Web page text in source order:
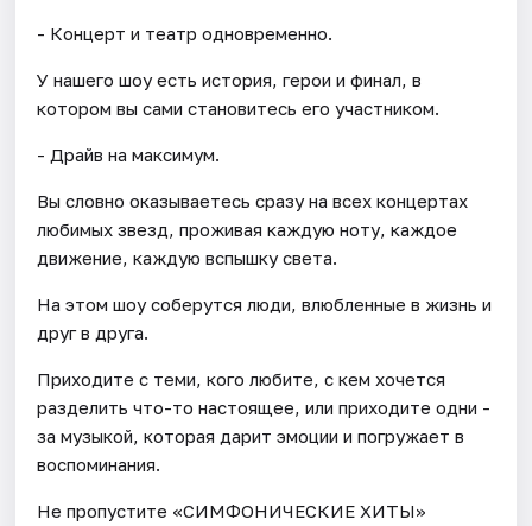
- Концерт и театр одновременно.
У нашего шоу есть история, герои и финал, в
котором вы сами становитесь его участником.
- Драйв на максимум.
Вы словно оказываетесь сразу на всех концертах
любимых звезд, проживая каждую ноту, каждое
движение, каждую вспышку света.
На этом шоу соберутся люди, влюбленные в жизнь и
друг в друга.
Приходите с теми, кого любите, с кем хочется
разделить что-то настоящее, или приходите одни -
за музыкой, которая дарит эмоции и погружает в
воспоминания.
Не пропустите «СИМФОНИЧЕСКИЕ ХИТЫ»